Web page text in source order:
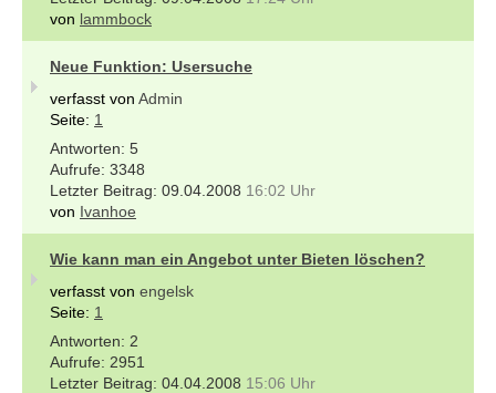
von lammbock
Neue Funktion: Usersuche
verfasst von Admin
Seite: 1
5
3348
09.04.2008 16:02 Uhr
von Ivanhoe
Wie kann man ein Angebot unter Bieten löschen?
verfasst von engelsk
Seite: 1
2
2951
04.04.2008 15:06 Uhr